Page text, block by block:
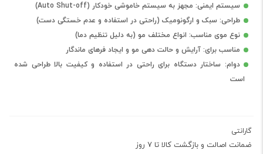
سیستم ایمنی: مجهز به سیستم خاموشی خودکار (Auto Shut-off)
طراحی: سبک و ارگونومیک (راحتی در استفاده و عدم خستگی دست)
نوع موی مناسب: انواع مختلف مو (به دلیل تنظیم دما)
مناسب برای: آرایش و حالت دهی مو و ایجاد فرهای ماندگار
دوام: ساختار دستگاه برای راحتی در استفاده و کیفیت بالا طراحی شده
است
گارانتی
ضمانت اصالت و بازگشت کالا تا 7 روز